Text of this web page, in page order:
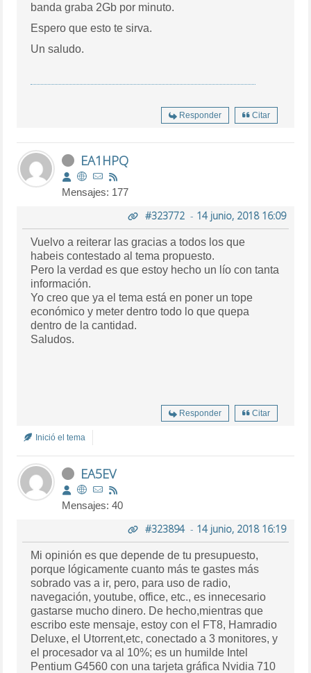
banda graba 2Gb por minuto.
Espero que esto te sirva.
Un saludo.
Responder Citar
EA1HPQ
Mensajes: 177
#323772- 14 junio, 2018 16:09
Vuelvo a reiterar las gracias a todos los que
habeis contestado al tema propuesto.
Pero la verdad es que estoy hecho un lío con tanta
información.
Yo creo que ya el tema está en poner un tope
económico y meter dentro todo lo que quepa
dentro de la cantidad.
Saludos.
Responder Citar
Inició el tema
EA5EV
Mensajes: 40
#323894- 14 junio, 2018 16:19
Mi opinión es que depende de tu presupuesto,
porque lógicamente cuanto más te gastes más
sobrado vas a ir, pero, para uso de radio,
navegación, youtube, office, etc., es innecesario
gastarse mucho dinero. De hecho,mientras que
escribo este mensaje, estoy con el FT8, Hamradio
Deluxe, el Utorrent,etc, conectado a 3 monitores, y
el procesador va al 10%; es un humilde Intel
Pentium G4560 con una tarjeta gráfica Nvidia 710